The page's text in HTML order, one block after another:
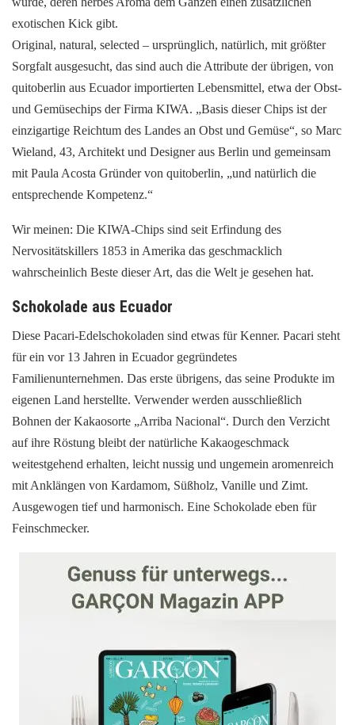
exotischen Kick gibt.
Original, natural, selected – ursprünglich, natürlich, mit größter
Sorgfalt ausgesucht, das sind auch die Attribute der übrigen, von
quitoberlin aus Ecuador importierten Lebensmittel, etwa der Obst-
und Gemüsechips der Firma KIWA. „Basis dieser Chips ist der
einzigartige Reichtum des Landes an Obst und Gemüse“, so Marc
Wieland, 43, Architekt und Designer aus Berlin und gemeinsam
mit Paula Acosta Gründer von quitoberlin, „und natürlich die
entsprechende Kompetenz.“
Wir meinen: Die KIWA-Chips sind seit Erfindung des
Nervositätskillers 1853 in Amerika das geschmacklich
wahrscheinlich Beste dieser Art, das die Welt je gesehen hat.
Schokolade aus Ecuador
Diese Pacari-Edelschokoladen sind etwas für Kenner. Pacari steht
für ein vor 13 Jahren in Ecuador gegründetes
Familienunternehmen. Das erste übrigens, das seine Produkte im
eigenen Land herstellte. Verwender werden ausschließlich
Bohnen der Kakaosorte „Arriba Nacional“. Durch den Verzicht
auf ihre Röstung bleibt der natürliche Kakaogeschmack
weitestgehend erhalten, leicht nussig und ungemein aromenreich
mit Anklängen von Kardamom, Süßholz, Vanille und Zimt.
Ausgewogen tief und harmonisch. Eine Schokolade eben für
Feinschmecker.